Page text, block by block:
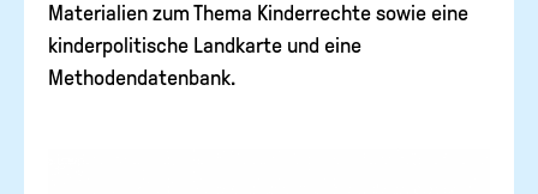
Materialien zum Thema Kinderrechte sowie eine
kinderpolitische Landkarte und eine
Methodendatenbank.